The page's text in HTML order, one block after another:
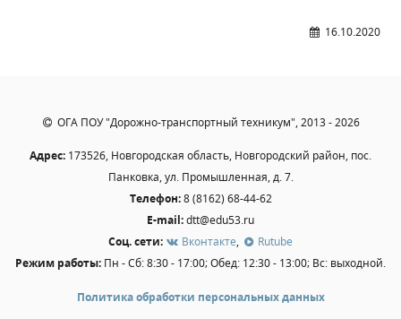
История нашего техникума
ПОЛЕЗНЫЕ ССЫЛКИ
Министерство науки и высшего образования
РФ
наркотиков
16.10.2020
ОГА ПОУ "Дорожно-транспортный техникум", 2013 - 2026
Адрес: 173526, Новгородская область, Новгородский район, пос.
Панковка, ул. Промышленная, д. 7.
Телефон:8 (8162) 68-44-62
E-mail:dtt@edu53.ru
Соц. сети:
Вконтакте,
Rutube
Режим работы: Пн - Сб: 8:30 - 17:00; Обед: 12:30 - 13:00; Вс: выходной.
Политика обработки персональных данных